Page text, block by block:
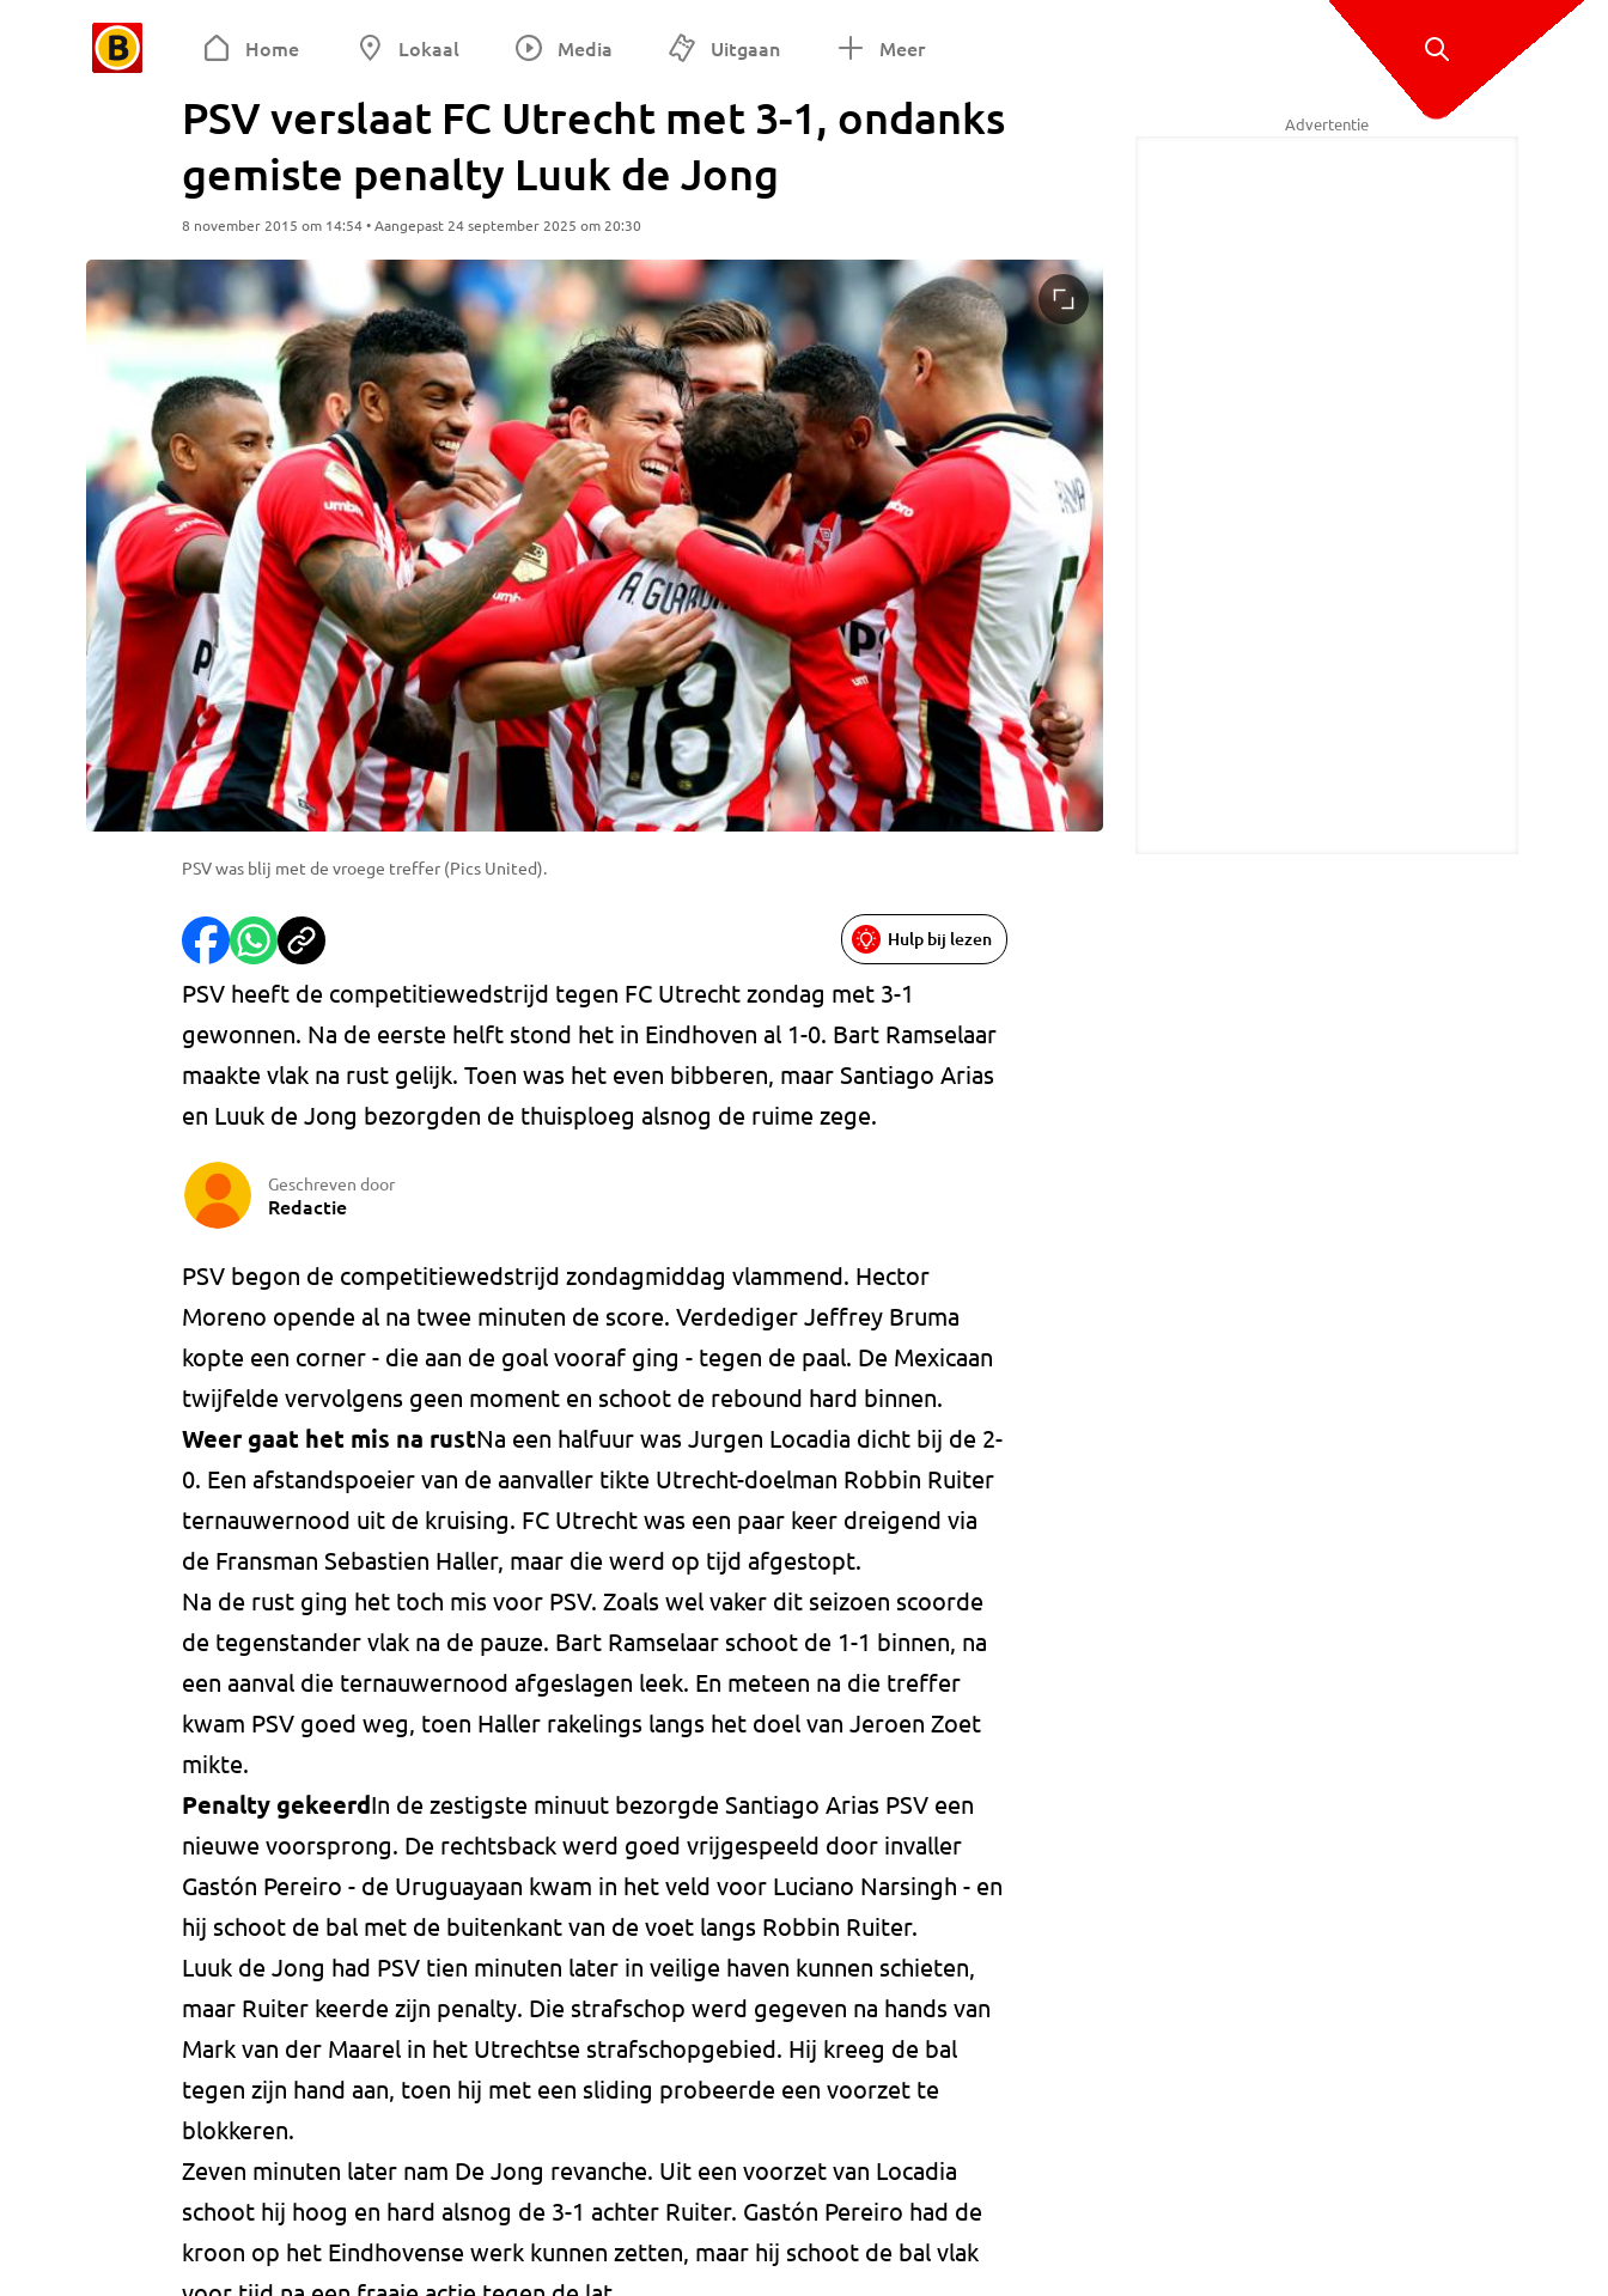
Home Lokaal Media Uitgaan Meer
PSV verslaat FC Utrecht met 3-1, ondanks
gemiste penalty Luuk de Jong
8 november 2015 om 14:54 • Aangepast 24 september 2025 om 20:30
PSV was blij met de vroege treffer (Pics United).
Hulp bij lezen
PSV heeft de competitiewedstrijd tegen FC Utrecht zondag met 3-1
gewonnen. Na de eerste helft stond het in Eindhoven al 1-0. Bart Ramselaar
maakte vlak na rust gelijk. Toen was het even bibberen, maar Santiago Arias
en Luuk de Jong bezorgden de thuisploeg alsnog de ruime zege.
Geschreven door
Redactie
PSV begon de competitiewedstrijd zondagmiddag vlammend. Hector
Moreno opende al na twee minuten de score. Verdediger Jeffrey Bruma
kopte een corner - die aan de goal vooraf ging - tegen de paal. De Mexicaan
twijfelde vervolgens geen moment en schoot de rebound hard binnen.
Weer gaat het mis na rustNa een halfuur was Jurgen Locadia dicht bij de 2-
0. Een afstandspoeier van de aanvaller tikte Utrecht-doelman Robbin Ruiter
ternauwernood uit de kruising. FC Utrecht was een paar keer dreigend via
de Fransman Sebastien Haller, maar die werd op tijd afgestopt.
Na de rust ging het toch mis voor PSV. Zoals wel vaker dit seizoen scoorde
de tegenstander vlak na de pauze. Bart Ramselaar schoot de 1-1 binnen, na
een aanval die ternauwernood afgeslagen leek. En meteen na die treffer
kwam PSV goed weg, toen Haller rakelings langs het doel van Jeroen Zoet
mikte.
Penalty gekeerdIn de zestigste minuut bezorgde Santiago Arias PSV een
nieuwe voorsprong. De rechtsback werd goed vrijgespeeld door invaller
Gastón Pereiro - de Uruguayaan kwam in het veld voor Luciano Narsingh - en
hij schoot de bal met de buitenkant van de voet langs Robbin Ruiter.
Luuk de Jong had PSV tien minuten later in veilige haven kunnen schieten,
maar Ruiter keerde zijn penalty. Die strafschop werd gegeven na hands van
Mark van der Maarel in het Utrechtse strafschopgebied. Hij kreeg de bal
tegen zijn hand aan, toen hij met een sliding probeerde een voorzet te
blokkeren.
Zeven minuten later nam De Jong revanche. Uit een voorzet van Locadia
schoot hij hoog en hard alsnog de 3-1 achter Ruiter. Gastón Pereiro had de
kroon op het Eindhovense werk kunnen zetten, maar hij schoot de bal vlak
Advertentie